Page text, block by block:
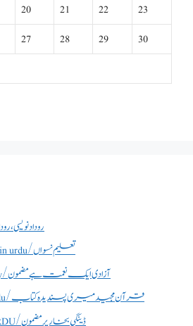
20 21 22
23
27 28 29
30
روداد نویسی
essay on taleem e niswan in urdu/تعلیم نسواں
azadi aik Naimat hai essay/آزادی ایک نعمت ہے مضمون
quran majeed essay in urdu/قرآن مجید میری پسندیدہ کتاب
DENGUE ESSAY IN URDU/ڈینگی بخار پر مضمون